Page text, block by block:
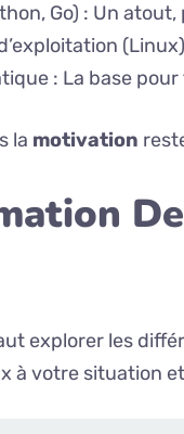
Go) : Un
: La base
la motivation
explorer les
à votre situation